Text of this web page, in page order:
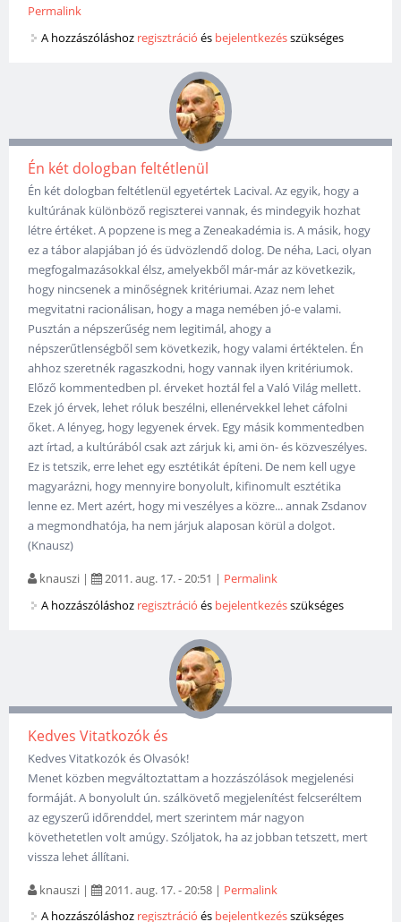
Permalink
A hozzászóláshoz regisztráció és bejelentkezésszükséges
Én két dologban feltétlenül
Én két dologban feltétlenül egyetértek Lacival. Az egyik, hogy a
kultúrának különböző regiszterei vannak, és mindegyik hozhat
létre értéket. A popzene is meg a Zeneakadémia is. A másik, hogy
ez a tábor alapjában jó és üdvözlendő dolog. De néha, Laci, olyan
megfogalmazásokkal élsz, amelyekből már-már az következik,
hogy nincsenek a minőségnek kritériumai. Azaz nem lehet
megvitatni racionálisan, hogy a maga nemében jó-e valami.
Pusztán a népszerűség nem legitimál, ahogy a
népszerűtlenségből sem következik, hogy valami értéktelen. Én
ahhoz szeretnék ragaszkodni, hogy vannak ilyen kritériumok.
Előző kommentedben pl. érveket hoztál fel a Való Világ mellett.
Ezek jó érvek, lehet róluk beszélni, ellenérvekkel lehet cáfolni
őket. A lényeg, hogy legyenek érvek. Egy másik kommentedben
azt írtad, a kultúrából csak azt zárjuk ki, ami ön- és közveszélyes.
Ez is tetszik, erre lehet egy esztétikát építeni. De nem kell ugye
magyarázni, hogy mennyire bonyolult, kifinomult esztétika
lenne ez. Mert azért, hogy mi veszélyes a közre... annak Zsdanov
a megmondhatója, ha nem járjuk alaposan körül a dolgot.
(Knausz)
knauszi | 2011. aug. 17. - 20:51 | Permalink
A hozzászóláshoz regisztráció és bejelentkezésszükséges
Kedves Vitatkozók és
Kedves Vitatkozók és Olvasók!
Menet közben megváltoztattam a hozzászólások megjelenési
formáját. A bonyolult ún. szálkövető megjelenítést felcseréltem
az egyszerű időrenddel, mert szerintem már nagyon
követhetetlen volt amúgy. Szóljatok, ha az jobban tetszett, mert
vissza lehet állítani.
knauszi | 2011. aug. 17. - 20:58 | Permalink
A hozzászóláshoz regisztráció és bejelentkezésszükséges